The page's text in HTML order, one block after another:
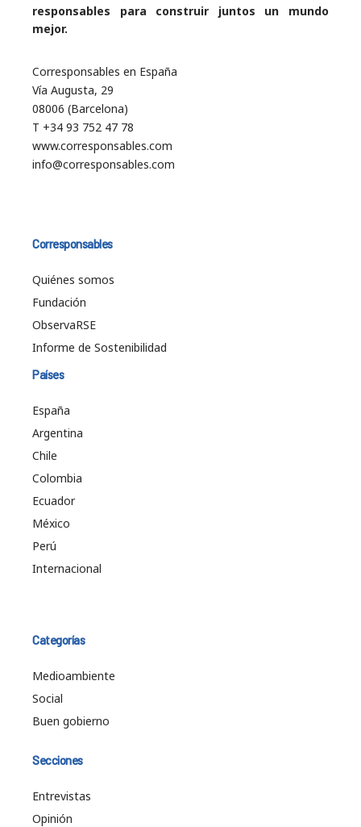
responsables para construir juntos un mundo
mejor.
Corresponsables en España
Vía Augusta, 29
08006 (Barcelona)
T +34 93 752 47 78
www.corresponsables.com
info@corresponsables.com
Corresponsables
Quiénes somos
Fundación
ObservaRSE
Informe de Sostenibilidad
Países
España
Argentina
Chile
Colombia
Ecuador
México
Perú
Internacional
Categorías
Medioambiente
Social
Buen gobierno
Secciones
Entrevistas
Opinión